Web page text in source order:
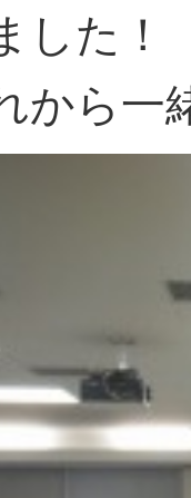
した！
から一